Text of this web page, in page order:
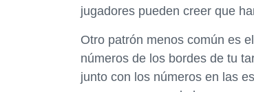
jugadores pueden creer que
Otro patrón menos común es
números de los bordes de tu
junto con los números en las